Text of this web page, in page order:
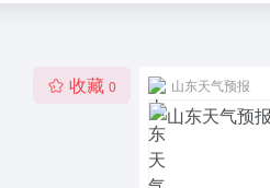
收藏 0 山东天气预报